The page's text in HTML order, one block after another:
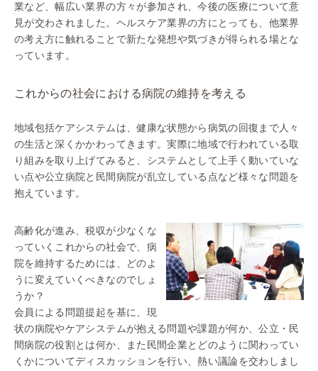
業など、幅広い業界の方々が参加され、今後の医療について意
見が交わされました。ヘルスケア業界の方にとっても、他業界
の考え方に触れることで新たな発想や気づきが得られる場とな
っています。
これからの社会における病院の維持を考える
地域包括ケアシステムは、健康な状態から病気の回復まで人々
の生活と深くかかわってきます。実際に地域で行われている取
り組みを取り上げてみると、システムとして上手く動いていな
い点や公立病院と民間病院が乱立している点など様々な問題を
抱えています。
高齢化が進み、税収が少なくな
っていくこれからの社会で、病
院を維持するためには、どのよ
うに変えていくべきなのでしょ
うか？
会員による問題提起を基に、現
状の病院やケアシステムが抱える問題や課題が何か、公立・民
間病院の役割とは何か、また民間企業とどのように関わってい
くかについてディスカッションを行い、熱い議論を交わしまし